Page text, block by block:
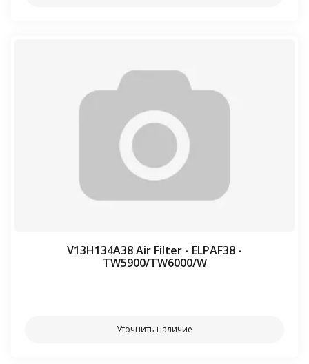
V13H134A38 Air Filter - ELPAF38 -
TW5900/TW6000/W
Уточнить наличие